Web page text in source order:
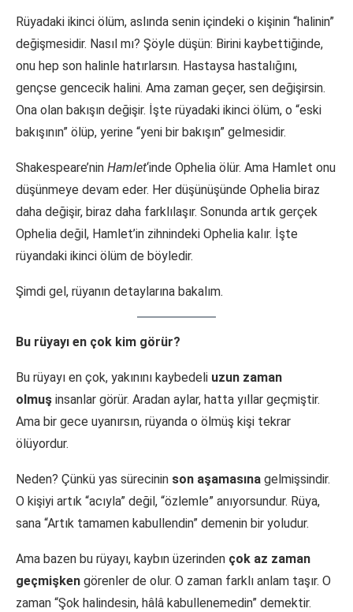
Rüyadaki ikinci ölüm, aslında senin içindeki o kişinin “halinin”
değişmesidir. Nasıl mı? Şöyle düşün: Birini kaybettiğinde,
onu hep son halinle hatırlarsın. Hastaysa hastalığını,
gençse gencecik halini. Ama zaman geçer, sen değişirsin.
Ona olan bakışın değişir. İşte rüyadaki ikinci ölüm, o “eski
bakışının” ölüp, yerine “yeni bir bakışın” gelmesidir.
Shakespeare’nin Hamlet‘inde Ophelia ölür. Ama Hamlet onu
düşünmeye devam eder. Her düşünüşünde Ophelia biraz
daha değişir, biraz daha farklılaşır. Sonunda artık gerçek
Ophelia değil, Hamlet’in zihnindeki Ophelia kalır. İşte
rüyandaki ikinci ölüm de böyledir.
Şimdi gel, rüyanın detaylarına bakalım.
Bu rüyayı en çok kim görür?
Bu rüyayı en çok, yakınını kaybedeli uzun zaman
olmuş insanlar görür. Aradan aylar, hatta yıllar geçmiştir.
Ama bir gece uyanırsın, rüyanda o ölmüş kişi tekrar
ölüyordur.
Neden? Çünkü yas sürecinin son aşamasına gelmişsindir.
O kişiyi artık “acıyla” değil, “özlemle” anıyorsundur. Rüya,
sana “Artık tamamen kabullendin” demenin bir yoludur.
Ama bazen bu rüyayı, kaybın üzerinden çok az zaman
geçmişken görenler de olur. O zaman farklı anlam taşır. O
zaman “Şok halindesin, hâlâ kabullenemedin” demektir.